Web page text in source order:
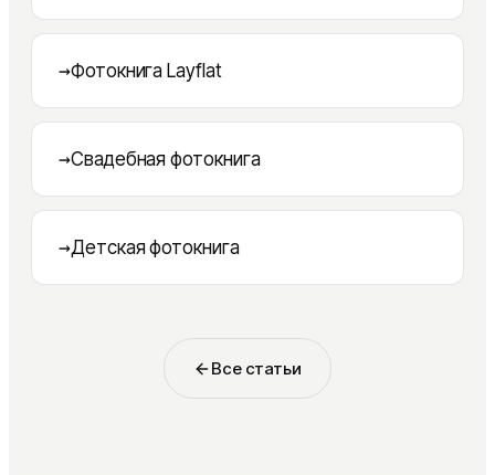
→Фотокнига Layflat
→Свадебная фотокнига
→Детская фотокнига
Все статьи